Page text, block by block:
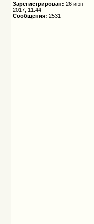
Зарегистрирован: 26 июн
2017, 11:44
Сообщения: 2531